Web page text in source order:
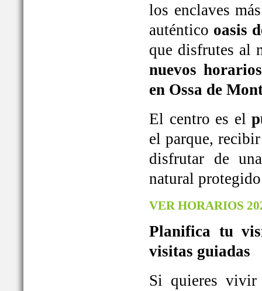
los enclaves
auténtico oasis
que disfrutes al
nuevos
en Ossa de
El centro es el
el parque,
disfrutar de
natural
VER HORARIOS
Planifica tu
visitas guiadas
Si quieres